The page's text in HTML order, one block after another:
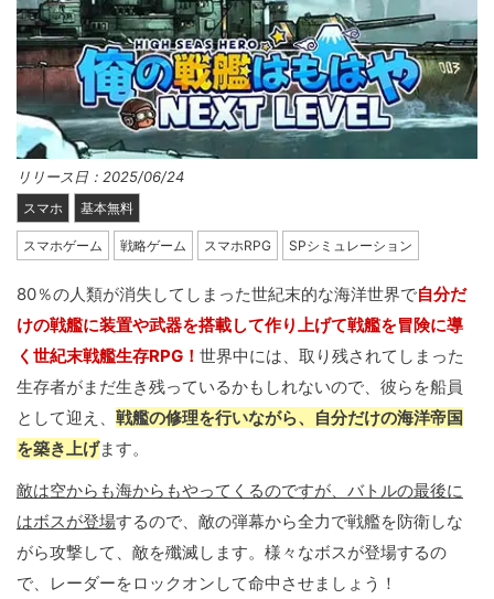
リリース日：2025/06/24
スマホ 基本無料
スマホゲーム 戦略ゲーム スマホRPG SPシミュレーション
80％の人類が消失してしまった世紀末的な海洋世界で自分だ
けの戦艦に装置や武器を搭載して作り上げて戦艦を冒険に導
く世紀末戦艦生存RPG！ 世界中には、取り残されてしまった
生存者がまだ生き残っているかもしれないので、彼らを船員
として迎え、 戦艦の修理を行いながら、自分だけの海洋帝国
を築き上げます。
敵は空からも海からもやってくるのですが、バトルの最後に
はボスが登場するので、敵の弾幕から全力で戦艦を防衛しな
がら攻撃して、敵を殲滅します。様々なボスが登場するの
で、レーダーをロックオンして命中させましょう！